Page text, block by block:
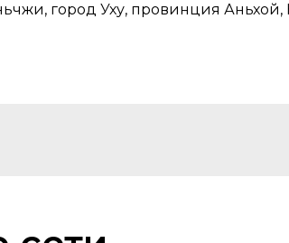
город Уху, провинция Аньхой,